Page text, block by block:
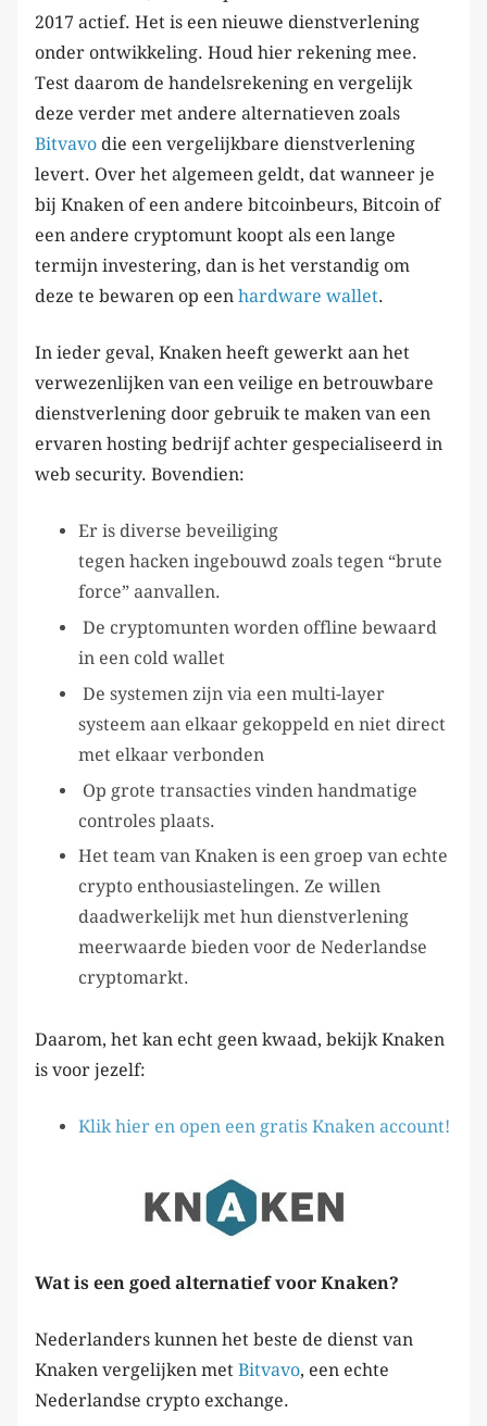
2017 actief. Het is een nieuwe dienstverlening
onder ontwikkeling. Houd hier rekening mee.
Test daarom de handelsrekening en vergelijk
deze verder met andere alternatieven zoals
Bitvavo die een vergelijkbare dienstverlening
levert. Over het algemeen geldt, dat wanneer je
bij Knaken of een andere bitcoinbeurs, Bitcoin of
een andere cryptomunt koopt als een lange
termijn investering, dan is het verstandig om
deze te bewaren op een hardware wallet.
In ieder geval, Knaken heeft gewerkt aan het
verwezenlijken van een veilige en betrouwbare
dienstverlening door gebruik te maken van een
ervaren hosting bedrijf achter gespecialiseerd in
web security. Bovendien:
Er is diverse beveiliging
tegen hacken ingebouwd zoals tegen “brute
force” aanvallen.
De cryptomunten worden offline bewaard
in een cold wallet
De systemen zijn via een multi-layer
systeem aan elkaar gekoppeld en niet direct
met elkaar verbonden
Op grote transacties vinden handmatige
controles plaats.
Het team van Knaken is een groep van echte
crypto enthousiastelingen. Ze willen
daadwerkelijk met hun dienstverlening
meerwaarde bieden voor de Nederlandse
cryptomarkt.
Daarom, het kan echt geen kwaad, bekijk Knaken
is voor jezelf:
Klik hier en open een gratis Knaken account!
Wat is een goed alternatief voor Knaken?
Nederlanders kunnen het beste de dienst van
Knaken vergelijken met Bitvavo, een echte
Nederlandse crypto exchange.